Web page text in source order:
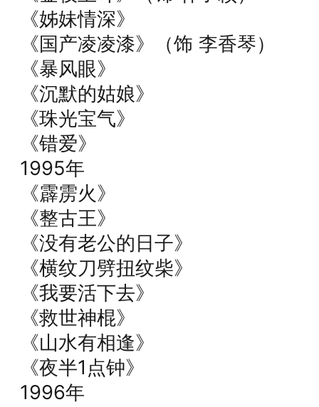
《姊妹情深》
《国产凌凌漆》（饰 李香琴）
《暴风眼》
《沉默的姑娘》
《珠光宝气》
《错爱》
1995年
《霹雳火》
《整古王》
《没有老公的日子》
《横纹刀劈扭纹柴》
《我要活下去》
《救世神棍》
《山水有相逢》
《夜半1点钟》
1996年